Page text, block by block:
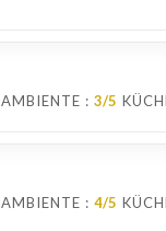
AMBIENTE : 3/5
AMBIENTE : 4/5